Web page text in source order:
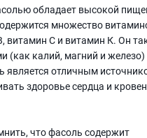
обладает высокой
множество
витамин C и витамин К. Он
(как калий, магний и железо)
является отличным
здоровье сердца и
что фасоль содержит